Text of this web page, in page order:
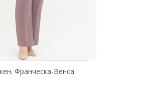
Франческа-Венса